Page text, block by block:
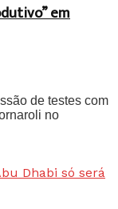
em
de testes com
no